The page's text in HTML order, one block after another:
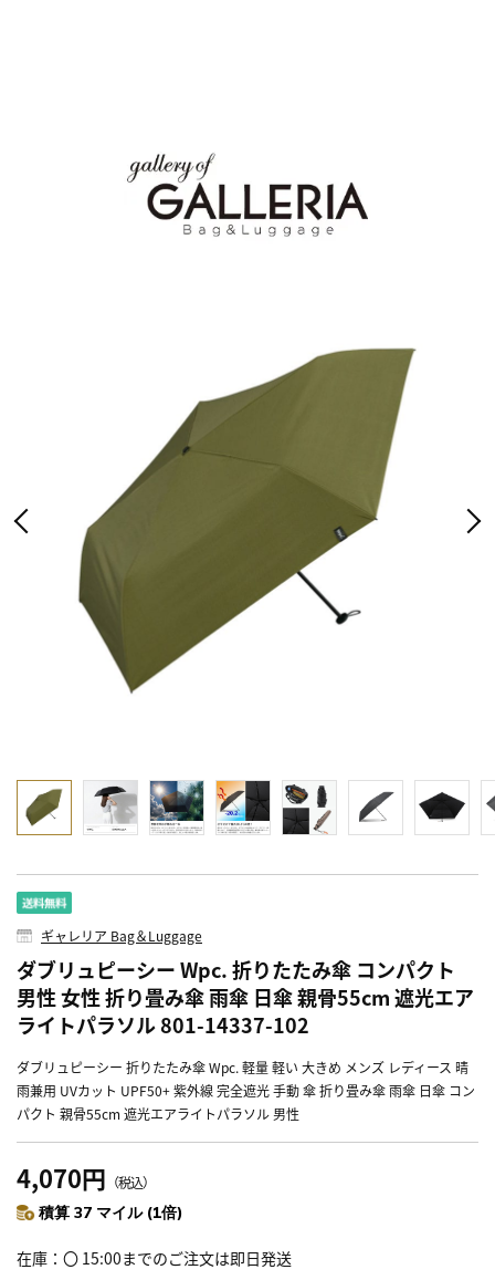
ギャレリア Bag＆Luggage
ダブリュピーシー Wpc. 折りたたみ傘 コンパクト
男性 女性 折り畳み傘 雨傘 日傘 親骨55cm 遮光エア
ライトパラソル 801-14337-102
ダブリュピーシー 折りたたみ傘 Wpc. 軽量 軽い 大きめ メンズ レディース 晴
雨兼用 UVカット UPF50+ 紫外線 完全遮光 手動 傘 折り畳み傘 雨傘 日傘 コン
パクト 親骨55cm 遮光エアライトパラソル 男性
4,070円 （税込）
積算 37 マイル (1倍)
在庫 〇 15:00までのご注文は即日発送